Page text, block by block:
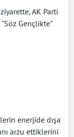
AK Parti
Gençlikte"
enerjide dışa
arzu ettiklerini